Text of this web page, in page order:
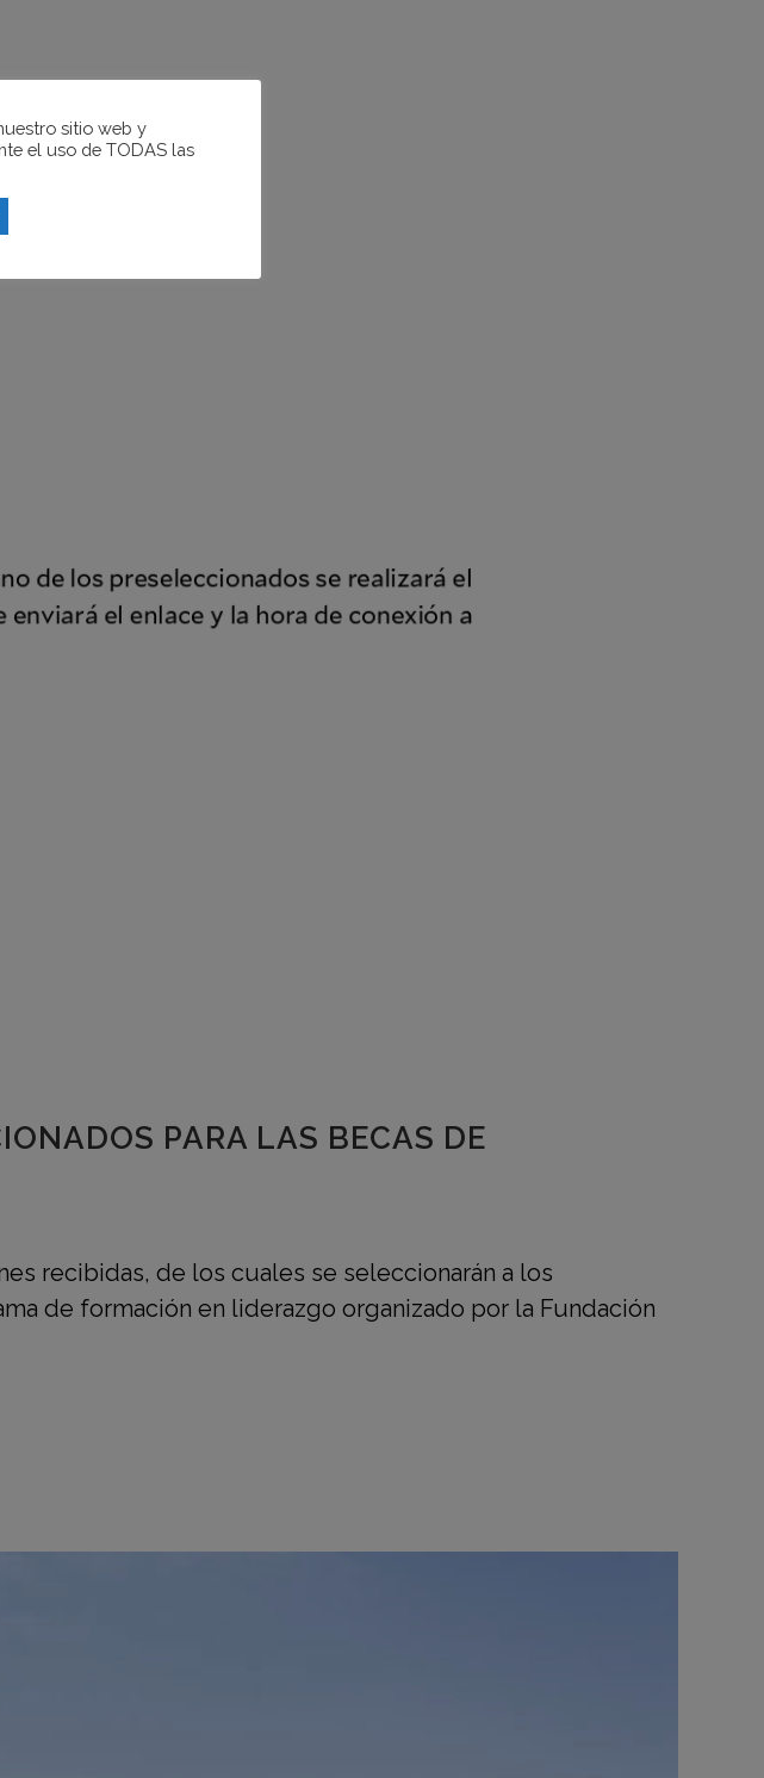
PARA LAS BECAS DE
recibidas, de los cuales se seleccionarán a los
de formación en liderazgo organizado por la Fundación
sitio web y
el uso de TODAS las